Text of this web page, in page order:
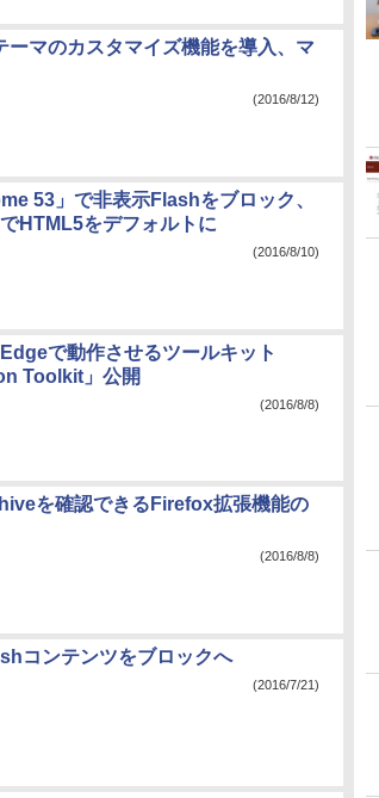
ーマのカスタマイズ機能を導入、マ
(2016/8/12)
53」で非表示Flashをブロック、
HTML5をデフォルトに
(2016/8/10)
で動作させるツールキット
Toolkit」公開
(2016/8/8)
を確認できるFirefox拡張機能の
(2016/8/8)
コンテンツをブロックへ
(2016/7/21)